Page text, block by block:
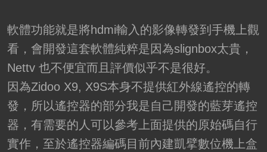
軟體功能就是將hdmi輸入的影像轉發到手機上觀
看，會開發這套軟體純粹是因為slignbox太貴，
Nettv 也不便宜而且評價似乎不是很好。
因為Zidoo X9, X9S本身不提供紅外線遙控的轉
發，所以遙控器的部分我是自己開發的藍芽遙控
器，有需要的人可以參考上面提供的原始碼自行
實作，至於遙控器編碼目前內建凱擘數位機上盒